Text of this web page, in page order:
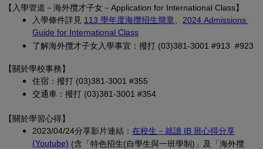
【 入學管道－ 海外攬才子女 －Application for International Class】
入學條件詳見 113 學年度海攬招生簡章 (另開新視窗)
2024 Admissions
Guide for International Class
了解海外攬才子女入學事宜：撥打 (03)381-3001 #913 #923
【關於學校事務】
住宿：撥打 (03)381-3001 #355
交通車：撥打 (03)381-3001 #354
【關於學習心得】
2023/04/24分享影片連結： 在校生－就讀 IB 班心得分享
(Youtube) (另開新視窗)
(含「特色招生(自學生與一班學制)」及「海外攬